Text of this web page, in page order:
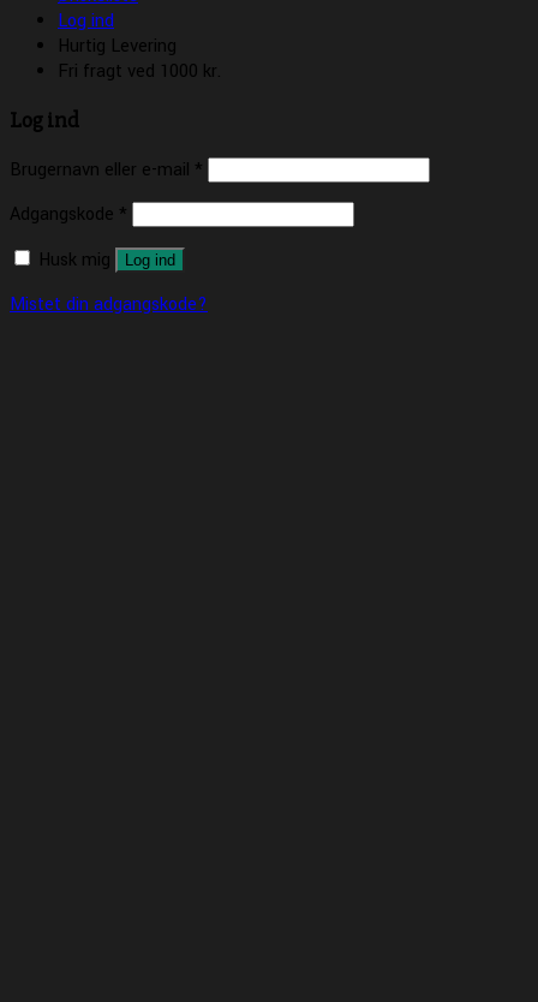
Log ind
Hurtig Levering
Fri fragt ved 1000 kr.
Log ind
Brugernavn eller e-mail *
Adgangskode *
Husk mig
Log ind
Mistet din adgangskode?